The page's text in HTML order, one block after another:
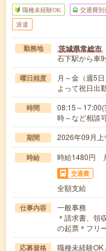
職種未経験OK 交通費別
派遣
勤務地 茨城県常総市
石下駅から車
曜日頻度
月～金（週5
よって祝日出
時間
08:15～
時～など相談
期間 2026年09月
時給 時給1480円
交通費
全額支給
仕事内容
一般事務
＊請求書、領
の起票＊フリ
応募資格
職種未経験OK